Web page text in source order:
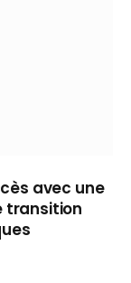
avec une
transition